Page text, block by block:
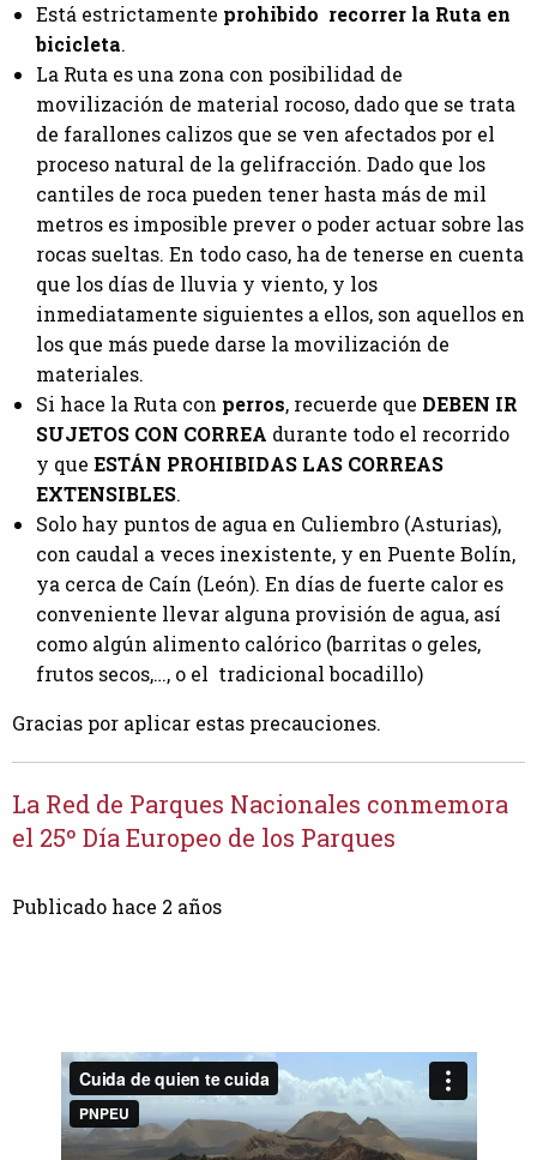
Está estrictamente prohibido recorrer la Ruta en
bicicleta.
La Ruta es una zona con posibilidad de
movilización de material rocoso, dado que se trata
de farallones calizos que se ven afectados por el
proceso natural de la gelifracción. Dado que los
cantiles de roca pueden tener hasta más de mil
metros es imposible prever o poder actuar sobre las
rocas sueltas. En todo caso, ha de tenerse en cuenta
que los días de lluvia y viento, y los
inmediatamente siguientes a ellos, son aquellos en
los que más puede darse la movilización de
materiales.
Si hace la Ruta con perros, recuerde que DEBEN IR
SUJETOS CON CORREA durante todo el recorrido
y que ESTÁN PROHIBIDAS LAS CORREAS
EXTENSIBLES.
Solo hay puntos de agua en Culiembro (Asturias),
con caudal a veces inexistente, y en Puente Bolín,
ya cerca de Caín (León). En días de fuerte calor es
conveniente llevar alguna provisión de agua, así
como algún alimento calórico (barritas o geles,
frutos secos,…, o el tradicional bocadillo)
Gracias por aplicar estas precauciones.
La Red de Parques Nacionales conmemora
el 25º Día Europeo de los Parques
Publicado hace 2 años